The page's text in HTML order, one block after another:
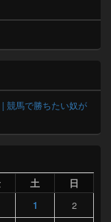
競馬で勝ちたい奴が
土 日
1
2